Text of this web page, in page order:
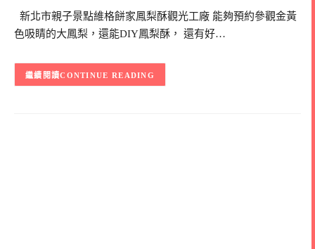
新北市親子景點維格餅家鳳梨酥觀光工廠 能夠預約參觀金黃
色吸睛的大鳳梨，還能DIY鳳梨酥， 還有好…
CONTINUE READING